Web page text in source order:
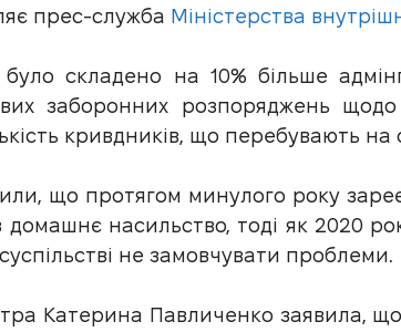
прес-служба Міністерства
складено на 10% більше
заборонних розпоряджень
кривдників, що перебувають на
що протягом минулого року
домашнє насильство, тоді як 2020
не замовчувати проблеми.
Катерина Павличенко заявила, що